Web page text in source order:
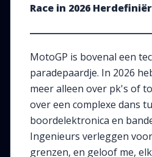
Race in 2026
MotoGP is bovenal een
paradepaardje. In 2026
meer alleen over pk's of
over een complexe dans
boordelektronica en
Ingenieurs verleggen
grenzen, en geloof me,